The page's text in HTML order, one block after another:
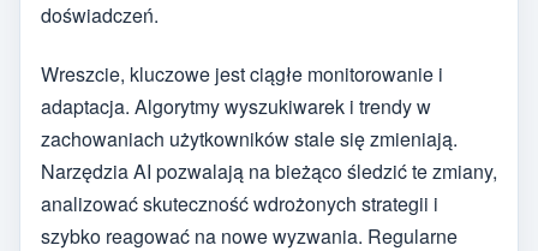
doświadczeń.
Wreszcie, kluczowe jest ciągłe monitorowanie i
adaptacja. Algorytmy wyszukiwarek i trendy w
zachowaniach użytkowników stale się zmieniają.
Narzędzia AI pozwalają na bieżąco śledzić te zmiany,
analizować skuteczność wdrożonych strategii i
szybko reagować na nowe wyzwania. Regularne